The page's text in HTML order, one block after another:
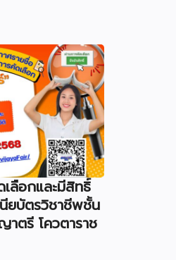
เลือกและมีสิทธิ์
ยบัตรวิชาชีพชั้น
ตรี โควตาราช